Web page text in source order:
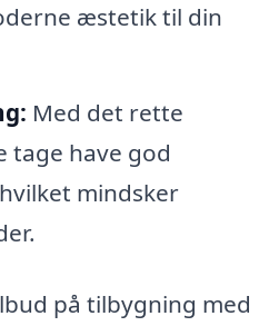
æstetik til din
Med det rette
tage have god
mindsker
på tilbygning med